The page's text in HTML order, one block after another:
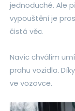
jednoduché. Ale
vypouštění je
čistá věc.
Navíc chválím
prahu vozidla.
ve vozovce.